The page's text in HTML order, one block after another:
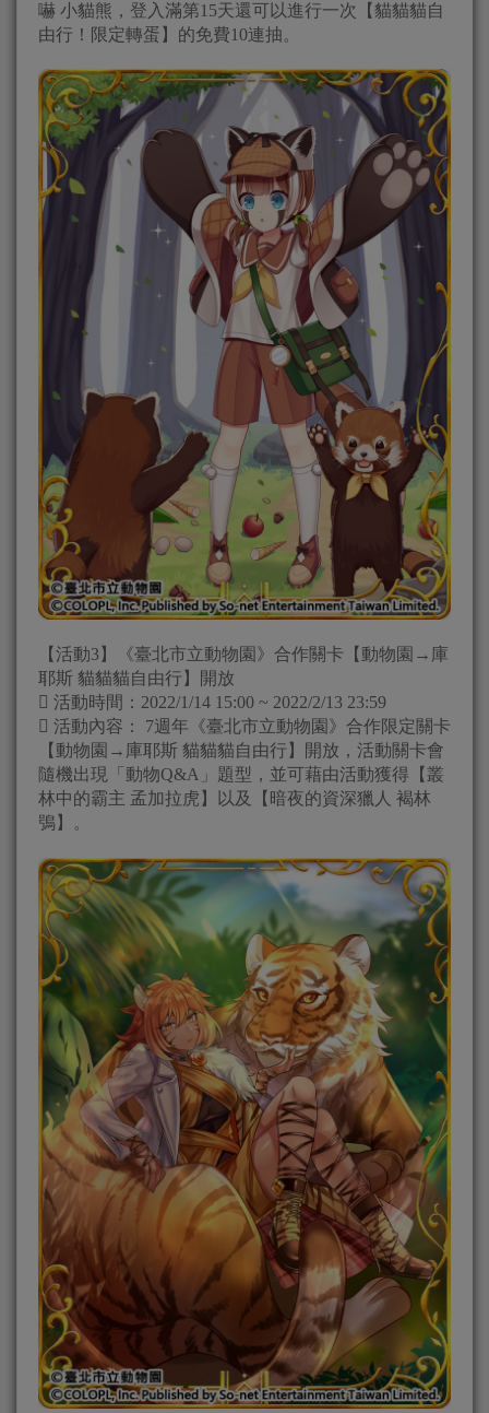
嚇 小貓熊，登入滿第15天還可以進行一次【貓貓貓自
由行！限定轉蛋】的免費10連抽。
【活動3】《臺北市立動物園》合作關卡【動物園→庫
耶斯 貓貓貓自由行】開放
 活動時間：2022/1/14 15:00 ~ 2022/2/13 23:59
 活動內容： 7週年《臺北市立動物園》合作限定關卡
【動物園→庫耶斯 貓貓貓自由行】開放，活動關卡會
隨機出現「動物Q&A」題型，並可藉由活動獲得【叢
林中的霸主 孟加拉虎】以及【暗夜的資深獵人 褐林
鴞】。